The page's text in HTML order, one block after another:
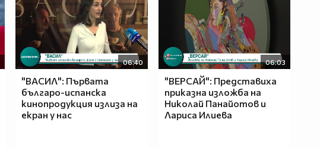
06:40
"ВАСИЛ": Първата
българо-испанска
кинопродукция излиза на
екран у нас
06:03
"ВЕРСАЙ": Представиха
приказна изложба на
Николай Панайотов и
Лариса Илиева